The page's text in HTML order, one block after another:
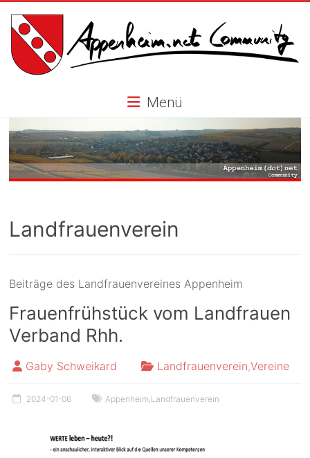
content
Appenheim.net
Community
Menü
Landfrauenverein
Beiträge des Landfrauenvereines Appenheim
Frauenfrühstück vom Landfrauen
Verband Rhh.
Gaby Schweikard Landfrauenverein,Vereine
2024-01-06 Appenheim Landfrauenverein